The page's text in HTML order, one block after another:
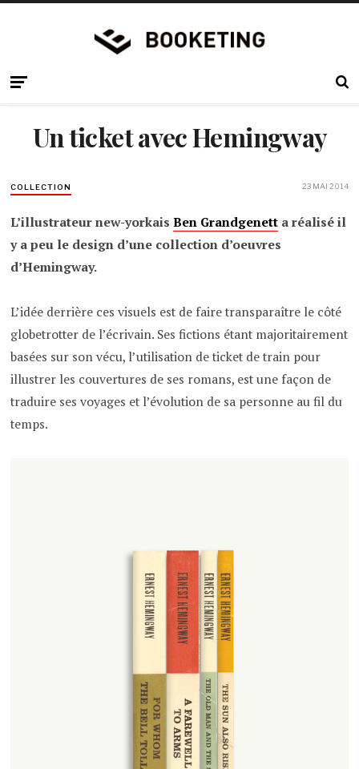
Un ticket avec Hemingway
COLLECTION 23 MAI 2014
L’illustrateur new-yorkaisBen Grandgenett a réalisé il
y a peu le design d’une collection d’oeuvres
d’Hemingway.
L’idée derrière ces visuels est de faire transparaître le côté
globetrotter de l’écrivain. Ses fictions étant majoritairement
basées sur son vécu, l’utilisation de ticket de train pour
illustrer les couvertures de ses romans, est une façon de
traduire ses voyages et l’évolution de sa personne au fil du
temps.